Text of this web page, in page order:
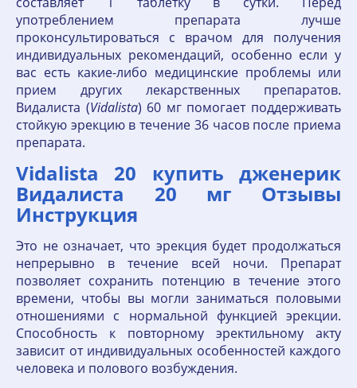
употреблением препарата лучше
проконсультироваться с врачом для получения
индивидуальных рекомендаций, особенно если у
вас есть какие-либо медицинские проблемы или
прием других лекарственных препаратов.
Видалиста (Vidalista) 60 мг помогает поддерживать
стойкую эрекцию в течение 36 часов после приема
препарата.
Vidalista 20 купить дженерик
Видалиста 20 мг Отзывы
Инструкция
Это не означает, что эрекция будет продолжаться
непрерывно в течение всей ночи. Препарат
позволяет сохранить потенцию в течение этого
времени, чтобы вы могли заниматься половыми
отношениями с нормальной функцией эрекции.
Способность к повторному эректильному акту
зависит от индивидуальных особенностей каждого
человека и полового возбуждения.